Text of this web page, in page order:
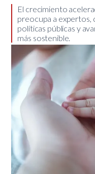
El crecimiento
preocupa a expertos,
políticas públicas y
más sostenible. ​